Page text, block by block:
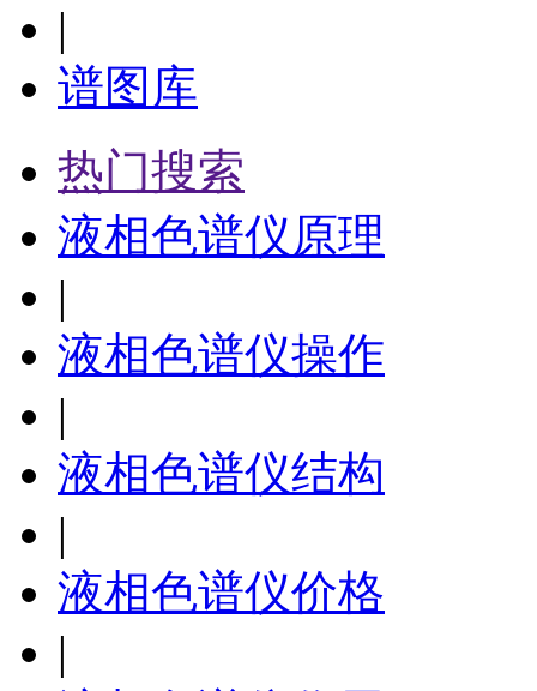
|
谱图库
热门搜索
液相色谱仪原理
|
液相色谱仪操作
|
液相色谱仪结构
|
液相色谱仪价格
|